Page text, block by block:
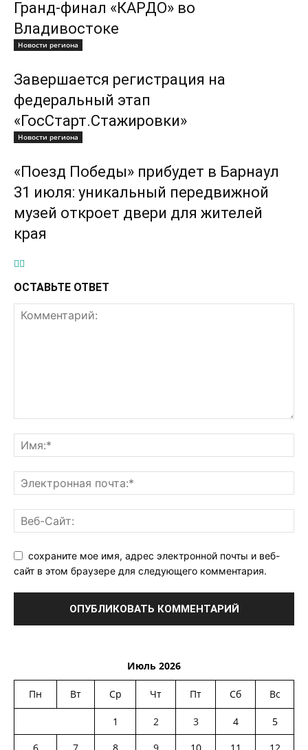
Гранд-финал «КАРДО» во
Владивостоке
Новости региона
Завершается регистрация на
федеральный этап
«ГосСтарт.Стажировки»
Новости региона
«Поезд Победы» прибудет в Барнаул
31 июля: уникальный передвижной
музей откроет двери для жителей
края
ОСТАВЬТЕ ОТВЕТ
сохраните мое имя, адрес электронной почты и веб-
сайт в этом браузере для следующего комментария.
Июль 2026
Пн Вт Ср Чт Пт Сб Вс
1 2 3 4
5